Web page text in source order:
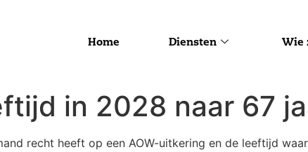
Home Diensten Wie
in 2028 naar 67
recht heeft op een AOW-uitkering en de leeftijd